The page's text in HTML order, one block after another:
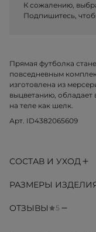
К сожалению,
Подпишитесь,
Прямая футболка
повседневным
изготовлена из
выцветанию,
на теле как шелк.
Арт. ID4382065609
СОСТАВ И УХОД
РАЗМЕРЫ
ОТЗЫВЫ 5